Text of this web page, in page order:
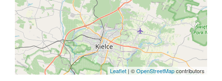
Leaflet | ©OpenStreetMapcontributors